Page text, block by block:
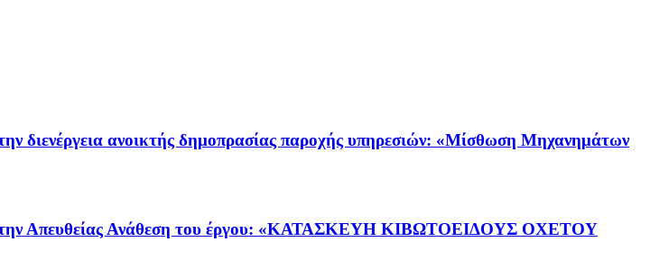
ανοικτής δημοπρασίας παροχής υπηρεσιών: «Μίσθωση Μηχανημάτων
Ανάθεση του έργου: «ΚΑΤΑΣΚΕΥΗ ΚΙΒΩΤΟΕΙΔΟΥΣ ΟΧΕΤΟΥ